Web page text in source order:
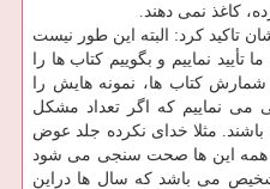
كاغذ نمی دهند.
تاكید كرد: البته این طور نیست
نماییم و بگوییم كتاب ها را
كتاب ها، نمونه هایش را
می نماییم كه اگر تعداد مشكل
باشند. مثلا خدای نكرده جلد عوض
همه این ها صحت سنجی می شود
می باشد كه سال ها دراین